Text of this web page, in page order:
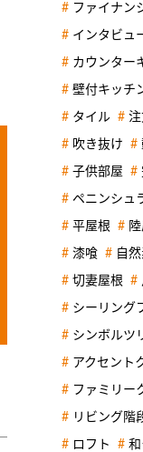
ファイナン
インタビュ
カウンター
壁付キッチ
タイル 注
吹き抜け
子供部屋
ペニンシュ
平屋根
漆喰 自
切妻屋根
シーリング
シンボルツ
アクセント
ファミリー
リビング階
ロフト 和